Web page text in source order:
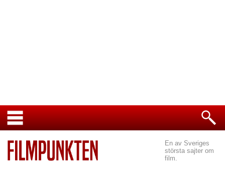
En av Sveriges
största sajter om
film.